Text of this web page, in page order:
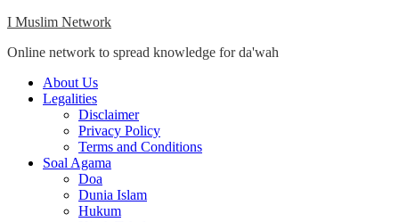
Skip
content
I Muslim Network
Online network to spread knowledge for da'wah
Close
Menu
About Us
Legalities
Disclaimer
Privacy Policy
Terms and Conditions
Soal Agama
Doa
Dunia Islam
Hukum